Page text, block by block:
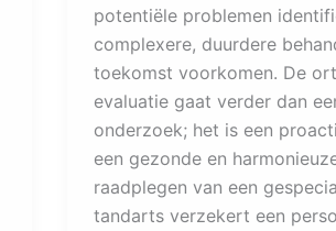
potentiële problemen
complexere, duurdere
toekomst voorkomen. De
evaluatie gaat verder dan
onderzoek; het is een
een gezonde en
raadplegen van een
tandarts verzekert een